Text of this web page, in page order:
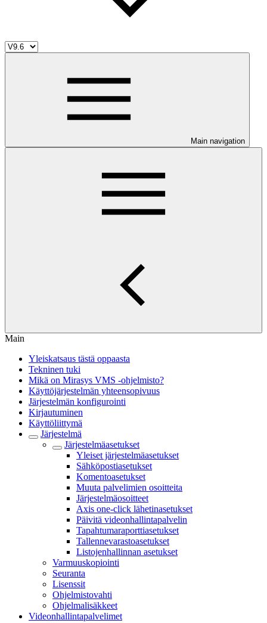
Main navigation
Main
Yleiskatsaus tästä oppaasta
Tekninen tuki
Mikä on Mirasys VMS -ohjelmisto?
Käyttöjärjestelmän yhteensopivuus
Järjestelmän konfigurointi
Kirjautuminen
Käyttöliittymä
Järjestelmä
Järjestelmäasetukset
Yleiset järjestelmäasetukset
Sähköpostiasetukset
Komentoasetukset
Muuta palvelimien osoitteita
Järjestelmäosoitteet
Axis one-click lähetinasetukset
Päivitä videonhallintapalvelin
Tapahtumaraporttiasetukset
Tallennevarastoasetukset
Listojenhallinnan asetukset
Varmuuskopiointi
Seuranta
Lisenssit
Ohjelmistovahti
Ohjelmalisäkkeet
Videonhallintapalvelimet